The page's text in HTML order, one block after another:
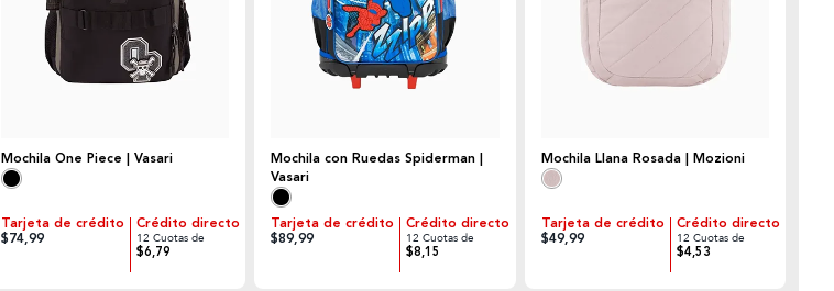
Mochila One Piece | Vasari
Tarjeta de crédito
$74,99
Crédito directo
12 Cuotas de
$6,79
Mochila con Ruedas Spiderman |
Vasari
Tarjeta de crédito
$89,99
Crédito directo
12 Cuotas de
$8,15
Mochila Llana Rosada | Mozioni
Tarjeta de crédito
$49,99
Crédito directo
12 Cuotas de
$4,53